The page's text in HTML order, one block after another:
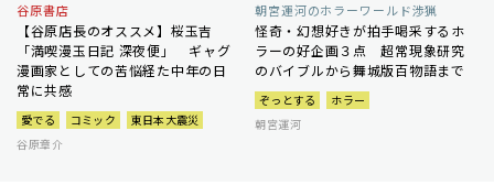
谷原書店
【谷原店長のオススメ】桜玉吉
「満喫漫玉日記 深夜便」 ギャグ
漫画家としての苦悩経た中年の日
常に共感
愛でる コミック
東日本大震災
谷原章介
朝宮運河のホラーワールド渉猟
怪奇・幻想好きが拍手喝采するホ
ラーの好企画３点 超常現象研究
のバイブルから舞城版百物語まで
ぞっとする
ホラー
朝宮運河